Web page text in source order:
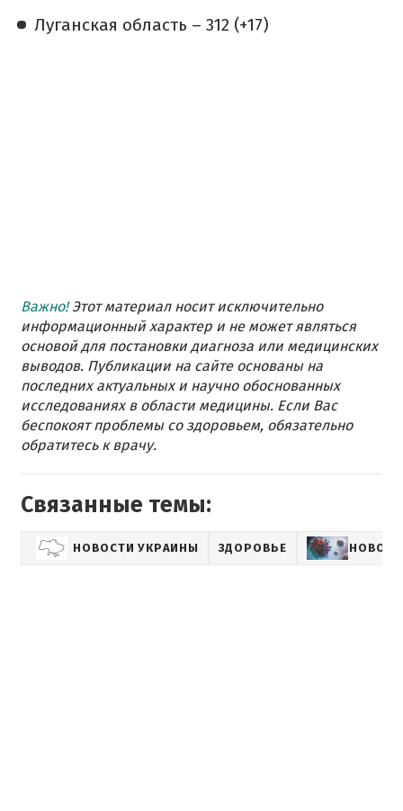
Луганская область – 312 (+17)
Важно!Этот материал носит исключительно
информационный характер и не может являться
основой для постановки диагноза или медицинских
выводов. Публикации на сайте основаны на
последних актуальных и научно обоснованных
исследованиях в области медицины. Если Вас
беспокоят проблемы со здоровьем, обязательно
обратитесь к врачу.
Связанные темы:
НОВОСТИ УКРАИНЫ ЗДОРОВЬЕ